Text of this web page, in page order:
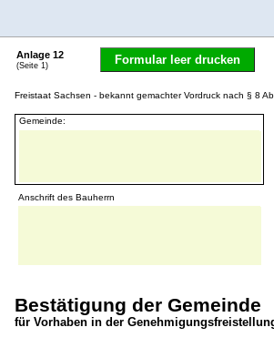
(Seite 1)
Freistaat Sachsen - bekannt gemachter Vordruck nach § 8
Anlage 12
Bestätigung der Gemeinde
für Vorhaben in der
Gemeinde:
Anschrift des Bauherrn
Formular leer drucken